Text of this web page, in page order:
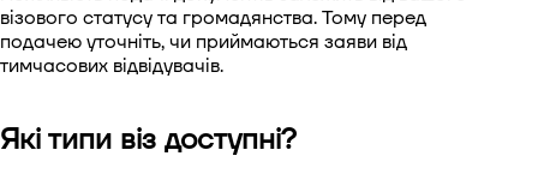
візового статусу та громадянства. Тому перед
подачею уточніть, чи приймаються заяви від
тимчасових відвідувачів.
Які типи віз доступні?